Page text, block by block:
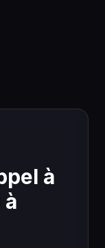
à
à